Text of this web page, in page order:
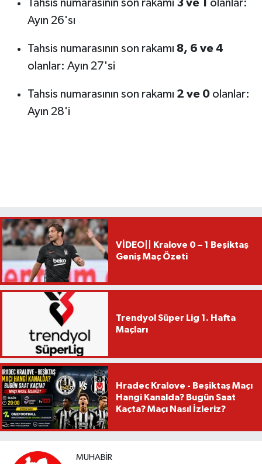
Tahsis numarasının son rakamı 3 ve 1 olanlar:
Ayın 26'sı
Tahsis numarasının son rakamı 8, 6 ve 4
olanlar: Ayın 27'si
Tahsis numarasının son rakamı 2 ve 0olanlar:
Ayın 28'i
VİDEO|| Kralove 0 – 1 Beşiktaş
Geniş Maç Özeti
Trendyol Süper Lig 1. Hafta
Maçları
Hradec Kralove - Beşiktaş Maçı
Hangi Kanalda? Bugün Saat
Kaçta? Maçı Nasıl İzleriz?
MUHABIR